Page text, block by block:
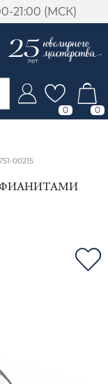
21:00 (МСК)
0 0
00215
ФИАНИТАМИ